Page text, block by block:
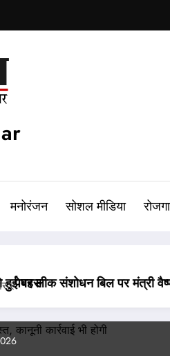
मनोरंजन सोशल मीडिया
दिया जवाब, PM मोदी ने कही
पेपर लीक
Abhishek pandey